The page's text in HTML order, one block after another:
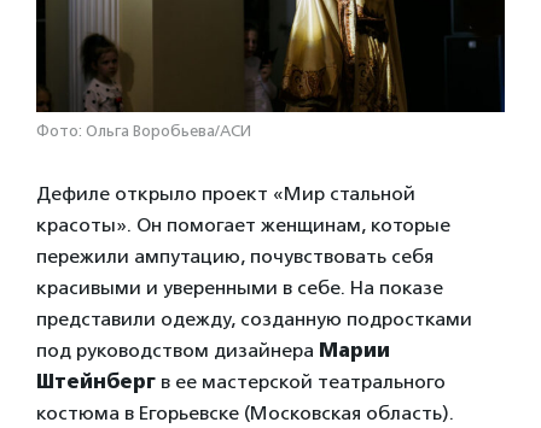
Фото: Ольга Воробьева/АСИ
Дефиле открыло проект «Мир стальной
красоты». Он помогает женщинам, которые
пережили ампутацию, почувствовать себя
красивыми и уверенными в себе. На показе
представили одежду, созданную подростками
под руководством дизайнера Марии
Штейнберг в ее мастерской театрального
костюма в Егорьевске (Московская область).